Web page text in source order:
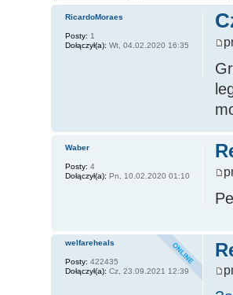
RicardoMoraes
Posty: 1
Dołączył(a): Wt, 04.02.2020 16:35
Waber
Posty: 4
Dołączył(a): Pn, 10.02.2020 01:10
welfareheals
Posty: 422435
Dołączył(a): Cz, 23.09.2021 12:39